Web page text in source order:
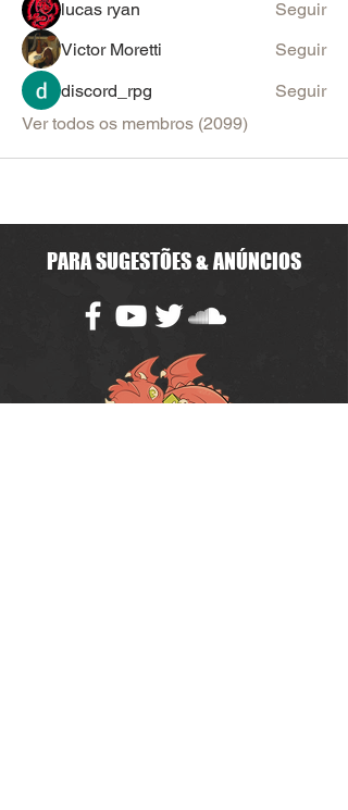
lucas ryan
Seguir
Victor Moretti
Seguir
discord_rpg
Seguir
Ver todos os membros (2099)
PARA SUGESTÕES & ANÚNCIOS